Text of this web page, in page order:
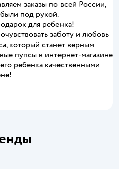
заказы по всей России,
под рукой.
для ребенка!
заботу и любовь
который станет верным
пупсы в интернет-магазине
ребенка качественными